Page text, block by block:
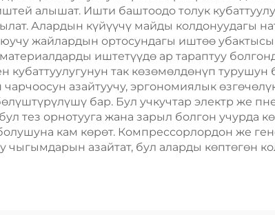
иштей алышат. Ишти баштоодо толук
Алардын күйүүчү майды колдонуудагы
жайлардын ортосундагы иштөө
иштетүүдө ар тараптуу
так көзөмөлдөнүп
чарчоосун азайтуучу, эргономиялык
бар. Бул учкучтар электр же
тез орнотууга жана зарыл болгон
кам көрөт. Компрессорлордон же
чыгымдарын азайтат, бул аларды көптөгөн